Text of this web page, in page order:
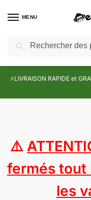
MENU
⚡LIVRAISON RAPIDE et
⚠️
fermés tout
les